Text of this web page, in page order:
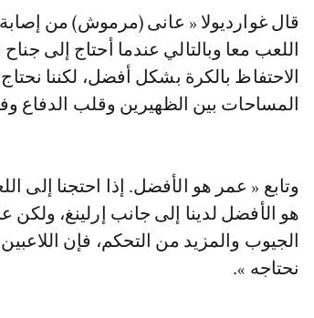
قال غوارديولا « عانى (مرموش) من
اللعب معا وبالتالي عندما أحتاج إلى
الاحتفاظ بالكرة بشكل أفضل، لكننا
المساحات بين الظهيرين وقلب الدفاع
وتابع « عمر هو الأفضل. إذا احتجنا إلى
هو الأفضل لدينا إلى جانب إرلينغ، ولكن
الجيوب والمزيد من التحكم، فإن
نحتاجه ».